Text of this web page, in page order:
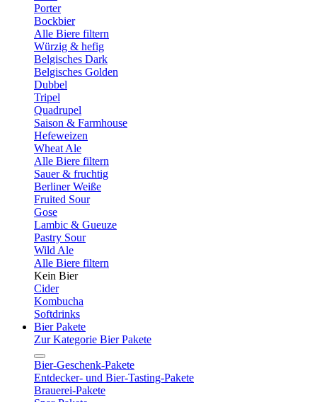
Porter
Bockbier
Alle Biere filtern
Würzig & hefig
Belgisches Dark
Belgisches Golden
Dubbel
Tripel
Quadrupel
Saison & Farmhouse
Hefeweizen
Wheat Ale
Alle Biere filtern
Sauer & fruchtig
Berliner Weiße
Fruited Sour
Gose
Lambic & Gueuze
Pastry Sour
Wild Ale
Alle Biere filtern
Kein Bier
Cider
Kombucha
Softdrinks
Bier Pakete
Zur Kategorie Bier Pakete
Bier-Geschenk-Pakete
Entdecker- und Bier-Tasting-Pakete
Brauerei-Pakete